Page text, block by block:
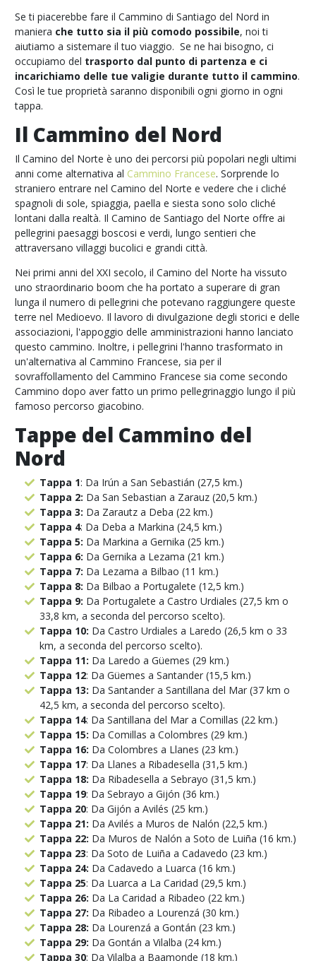
Se ti piacerebbe fare il Cammino di Santiago del Nord in
maniera che tutto sia il più comodo possibile, noi ti
aiutiamo a sistemare il tuo viaggio. Se ne hai bisogno, ci
occupiamo del trasporto dal punto di partenza e ci
incarichiamo delle tue valigie durante tutto il cammino.
Così le tue proprietà saranno disponibili ogni giorno in ogni
tappa.
Il Cammino del Nord
Il Camino del Norte è uno dei percorsi più popolari negli ultimi
anni come alternativa al Cammino Francese. Sorprende lo
straniero entrare nel Camino del Norte e vedere che i cliché
spagnoli di sole, spiaggia, paella e siesta sono solo cliché
lontani dalla realtà. Il Camino de Santiago del Norte offre ai
pellegrini paesaggi boscosi e verdi, lungo sentieri che
attraversano villaggi bucolici e grandi città.
Nei primi anni del XXI secolo, il Camino del Norte ha vissuto
uno straordinario boom che ha portato a superare di gran
lunga il numero di pellegrini che potevano raggiungere queste
terre nel Medioevo. Il lavoro di divulgazione degli storici e delle
associazioni, l'appoggio delle amministrazioni hanno lanciato
questo cammino. Inoltre, i pellegrini l'hanno trasformato in
un'alternativa al Cammino Francese, sia per il
sovraffollamento del Cammino Francese sia come secondo
Cammino dopo aver fatto un primo pellegrinaggio lungo il più
famoso percorso giacobino.
Tappe del Cammino del
Nord
Tappa 1: Da Irún a San Sebastián (27,5 km.)
Tappa 2: Da San Sebastian a Zarauz (20,5 km.)
Tappa 3: Da Zarautz a Deba (22 km.)
Tappa 4: Da Deba a Markina (24,5 km.)
Tappa 5: Da Markina a Gernika (25 km.)
Tappa 6: Da Gernika a Lezama (21 km.)
Tappa 7: Da Lezama a Bilbao (11 km.)
Tappa 8: Da Bilbao a Portugalete (12,5 km.)
Tappa 9: Da Portugalete a Castro Urdiales (27,5 km o
33,8 km, a seconda del percorso scelto).
Tappa 10: Da Castro Urdiales a Laredo (26,5 km o 33
km, a seconda del percorso scelto).
Tappa 11: Da Laredo a Güemes (29 km.)
Tappa 12: Da Güemes a Santander (15,5 km.)
Tappa 13: Da Santander a Santillana del Mar (37 km o
42,5 km, a seconda del percorso scelto).
Tappa 14: Da Santillana del Mar a Comillas (22 km.)
Tappa 15: Da Comillas a Colombres (29 km.)
Tappa 16: Da Colombres a Llanes (23 km.)
Tappa 17: Da Llanes a Ribadesella (31,5 km.)
Tappa 18: Da Ribadesella a Sebrayo (31,5 km.)
Tappa 19: Da Sebrayo a Gijón (36 km.)
Tappa 20: Da Gijón a Avilés (25 km.)
Tappa 21: Da Avilés a Muros de Nalón (22,5 km.)
Tappa 22: Da Muros de Nalón a Soto de Luiña (16 km.)
Tappa 23: Da Soto de Luiña a Cadavedo (23 km.)
Tappa 24: Da Cadavedo a Luarca (16 km.)
Tappa 25: Da Luarca a La Caridad (29,5 km.)
Tappa 26: Da La Caridad a Ribadeo (22 km.)
Tappa 27: Da Ribadeo a Lourenzá (30 km.)
Tappa 28: Da Lourenzá a Gontán (23 km.)
Tappa 29: Da Gontán a Vilalba (24 km.)
Tappa 30: Da Vilalba a Baamonde (18 km.)